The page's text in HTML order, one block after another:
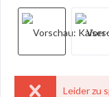
Leider zu